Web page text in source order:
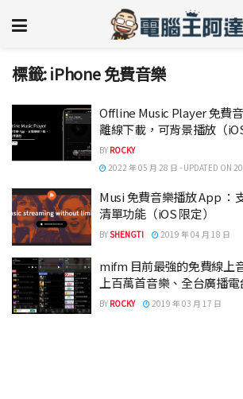
標籤:iPhone 免費音樂
Offline Music Player 免費
離線下載，可背景播放（iOS
BY ROCKY
2022 年 05 月 28 日 - UPDATED ON
Musi 免費音樂播放 App ：
清單功能（iOS 限定）
BYSHENGTI 2019 年 04 月 18 日
mifm 目前最強的免費線上
上百萬首音樂、全台廣播電
BY ROCKY 2019 年 03 月 17 日